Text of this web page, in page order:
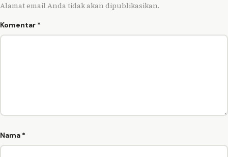
Alamat email Anda tidak akan dipublikasikan.
Komentar *
Nama *